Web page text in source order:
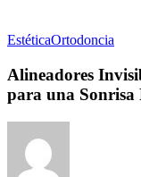
EstéticaOrtodoncia
Alineadores
para una Sonrisa